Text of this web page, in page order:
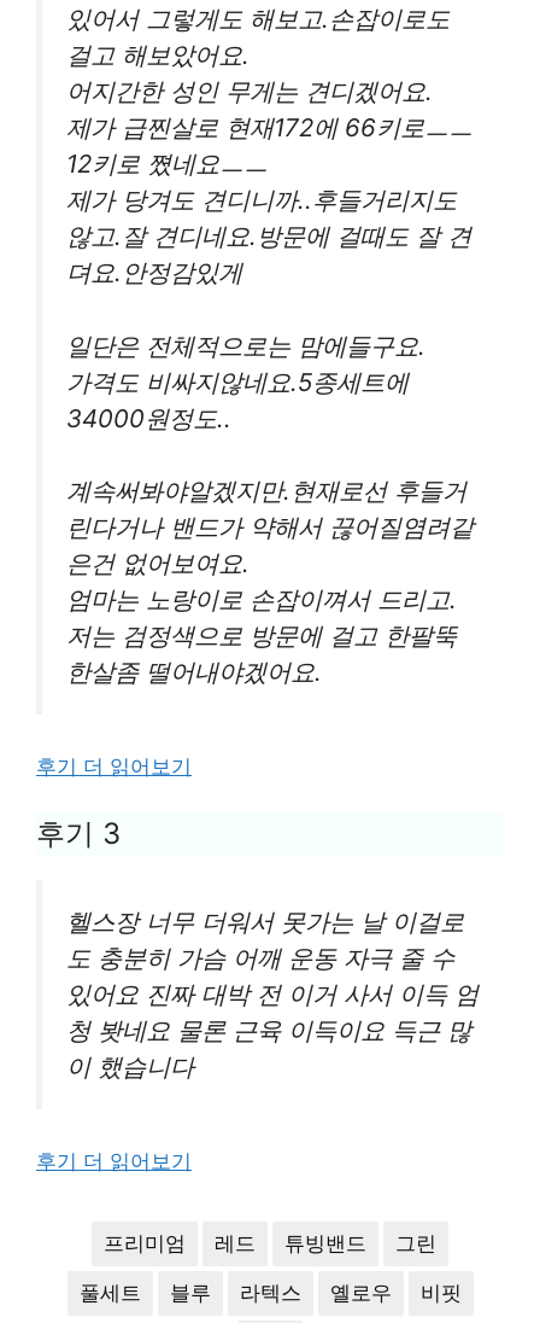
있어서 그렇게도 해보고.손잡이로도
걸고 해보았어요.
어지간한 성인 무게는 견디겠어요.
제가 급찐살로 현재172에 66키로ㅡㅡ
12키로 쪘네요ㅡㅡ
제가 당겨도 견디니까..후들거리지도
않고.잘 견디네요.방문에 걸때도 잘 견
뎌요.안정감있게
일단은 전체적으로는 맘에들구요.
가격도 비싸지않네요.5종세트에
34000원정도..
계속써봐야알겠지만.현재로선 후들거
린다거나 밴드가 약해서 끊어질염려같
은건 없어보여요.
엄마는 노랑이로 손잡이껴서 드리고.
저는 검정색으로 방문에 걸고 한팔뚝
한살좀 떨어내야겠어요.
후기 더 읽어보기
후기 3
헬스장 너무 더워서 못가는 날 이걸로
도 충분히 가슴 어깨 운동 자극 줄 수
있어요 진짜 대박 전 이거 사서 이득 엄
청 봣네요 물론 근육 이득이요 득근 많
이 했습니다
후기 더 읽어보기
프리미엄 레드 튜빙밴드 그린
풀세트 블루 라텍스 옐로우 비핏